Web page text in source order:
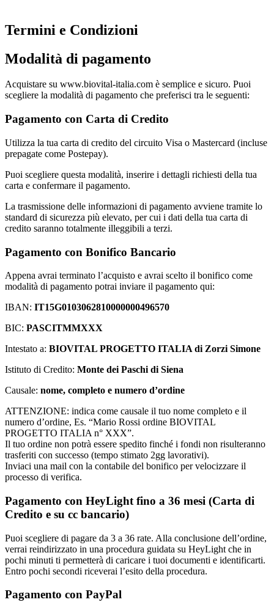
Termini e Condizioni
Modalità di pagamento
Acquistare su www.biovital-italia.com è semplice e sicuro. Puoi
scegliere la modalità di pagamento che preferisci tra le seguenti:
Pagamento con Carta di Credito
Utilizza la tua carta di credito del circuito Visa o Mastercard (incluse
prepagate come Postepay).
Puoi scegliere questa modalità, inserire i dettagli richiesti della tua
carta e confermare il pagamento.
La trasmissione delle informazioni di pagamento avviene tramite lo
standard di sicurezza più elevato, per cui i dati della tua carta di
credito saranno totalmente illeggibili a terzi.
Pagamento con Bonifico Bancario
Appena avrai terminato l’acquisto e avrai scelto il bonifico come
modalità di pagamento potrai inviare il pagamento qui:
IBAN: IT15G0103062810000000496570
BIC: PASCITMMXXX
Intestato a: BIOVITAL PROGETTO ITALIA di Zorzi Simone
Istituto di Credito: Monte dei Paschi di Siena
Causale: nome, completo e numero d’ordine
ATTENZIONE: indica come causale il tuo nome completo e il
numero d’ordine, Es. “Mario Rossi ordine BIOVITAL
PROGETTO ITALIA n° XXX”.
Il tuo ordine non potrà essere spedito finché i fondi non risulteranno
trasferiti con successo (tempo stimato 2gg lavorativi).
Inviaci una mail con la contabile del bonifico per velocizzare il
processo di verifica.
Pagamento con HeyLight fino a 36 mesi (Carta di
Credito e su cc bancario)
Puoi scegliere di pagare da 3 a 36 rate. Alla conclusione dell’ordine,
verrai reindirizzato in una procedura guidata su HeyLight che in
pochi minuti ti permetterà di caricare i tuoi documenti e identificarti.
Entro pochi secondi riceverai l’esito della procedura.
Pagamento con PayPal